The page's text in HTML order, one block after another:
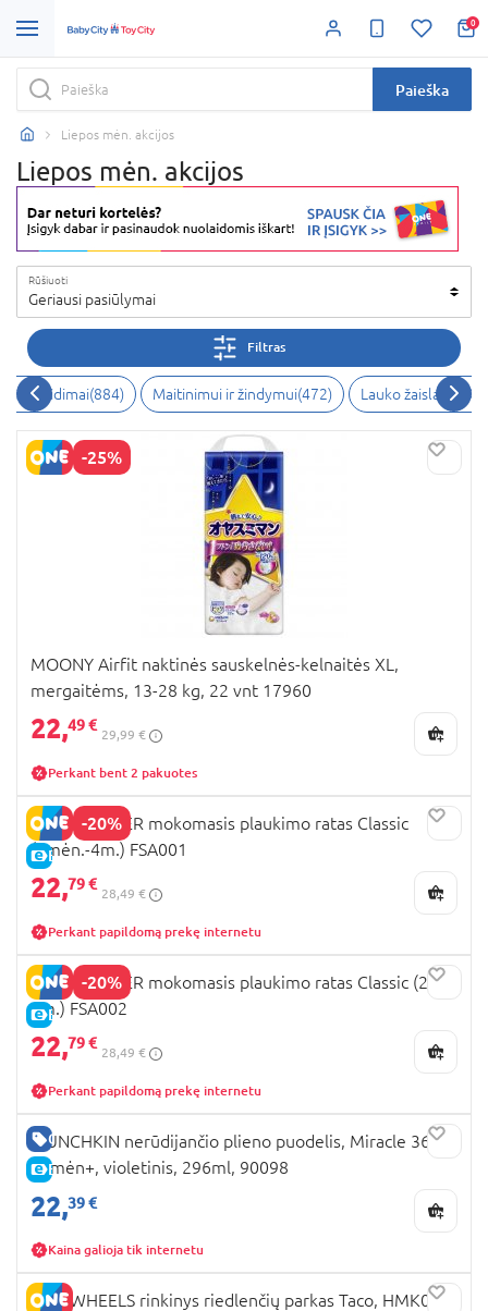
0
Paieška
Liepos mėn. akcijos
Liepos mėn. akcijos
Rūšiuoti
Geriausi pasiūlymai
Filtras
žaidimai(884) Maitinimui ir žindymui(472) Lauko žaislai 439
-25%
MOONY Airfit naktinės sauskelnės-kelnaitės XL,
mergaitėms, 13-28 kg, 22 vnt 17960
22,49 €
29,99 €
Perkant bent 2 pakuotes
-20%
E-KAINA
SWIMTRAINER mokomasis plaukimo ratas Classic
(3mėn.-4m.) FSA001
22,79 €
28,49 €
Perkant papildomą prekę internetu
-20%
E-KAINA
SWIMTRAINER mokomasis plaukimo ratas Classic (2-
6m.) FSA002
22,79 €
28,49 €
Perkant papildomą prekę internetu
GERA KAINA
E-KAINA
MUNCHKIN nerūdijančio plieno puodelis, Miracle 360,
12mėn+, violetinis, 296ml, 90098
22,39 €
Kaina galioja tik internetu
HOT WHEELS rinkinys riedlenčių parkas Taco, HMK00